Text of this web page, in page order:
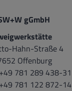
gGmbH
Hahn-Straße 4
Offenburg
781 289 438-31
781 122 872-14